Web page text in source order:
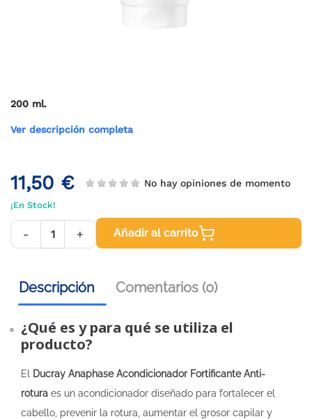
200 ml.
Ver descripción completa
11,50 € No hay opiniones de momento
¡En Stock!
- + Añadir al carrito
Descripción Comentarios (0)
¿Qué es y para qué se utiliza el
producto?
El
Ducray Anaphase Acondicionador Fortificante Anti-
rotura es un acondicionador diseñado para fortalecer el
cabello, prevenir la rotura, aumentar el grosor capilar y